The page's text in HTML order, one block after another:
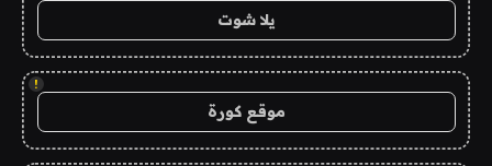
يلا شوت
!
موقع كورة